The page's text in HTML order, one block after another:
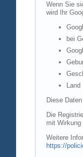
Wenn Sie
wird Ihr
bei
Land
Diese
Die
mit Wirkung
Weitere
https://